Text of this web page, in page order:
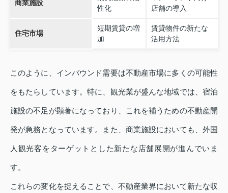
商業施設
性化
店舗の導入
住宅市場
短期賃貸の増
加
賃貸物件の新たな
活用方法
このように、インバウンド需要は不動産市場に多くの可能性
をもたらしています。特に、観光業が盛んな地域では、宿泊
施設の不足が顕著になっており、これを補うための不動産開
発が急務となっています。また、商業施設においても、外国
人観光客をターゲットとした新たな店舗展開が進んでいま
す。
これらの変化を捉えることで、不動産業界において新たな収